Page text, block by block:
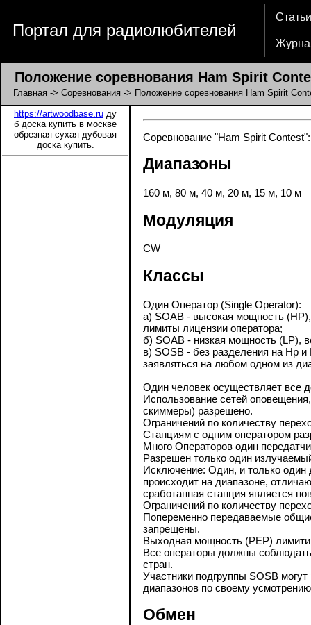
Портал для радиолюбителей
Статьи
Положение соревнования Ham Spirit
Главная -> Соревнования -> Положение соревнования Ham Spirit
https://artwoodbase.ru ду
б доска купить в москве
обрезная сухая дубовая
доска купить.
Соревнование "Ham Spirit
Диапазоны
160 м, 80 м, 40 м, 20 м, 15 м, 10 м
Модуляция
CW
Классы
Один Оператор (Single Operator):
а) SOAB - высокая мощность
лимиты лицензии оператора;
б) SOAB - низкая мощность (LP),
в) SOSB - без разделения на Hp
заявляться на любом одном из
Один человек осуществляет все
Использование сетей
скиммеры) разрешено.
Ограничений по количеству
Станциям с одним оператором
Много Операторов один
Разрешен только один
Исключение: Один, и только один
происходит на диапазоне,
сработанная станция является
Ограничений по количеству
Попеременно передаваемые
запрещены.
Выходная мощность (PEP)
Все операторы должны
стран.
Участники подгруппы SOSB
диапазонов по своему
Обмен